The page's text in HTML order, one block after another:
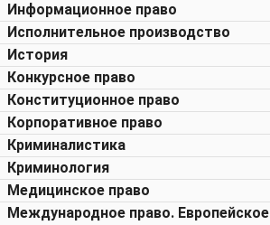
Информационное право
Исполнительное производство
История
Конкурсное право
Конституционное право
Корпоративное право
Криминалистика
Криминология
Медицинское право
Международное право. Европейское